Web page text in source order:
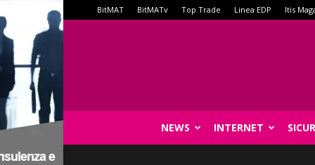
BitMAT BitMATv Top Trade Linea EDP Itis
NEWS INTERNET